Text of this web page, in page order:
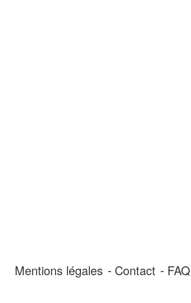
Mentions légales Contact FAQ